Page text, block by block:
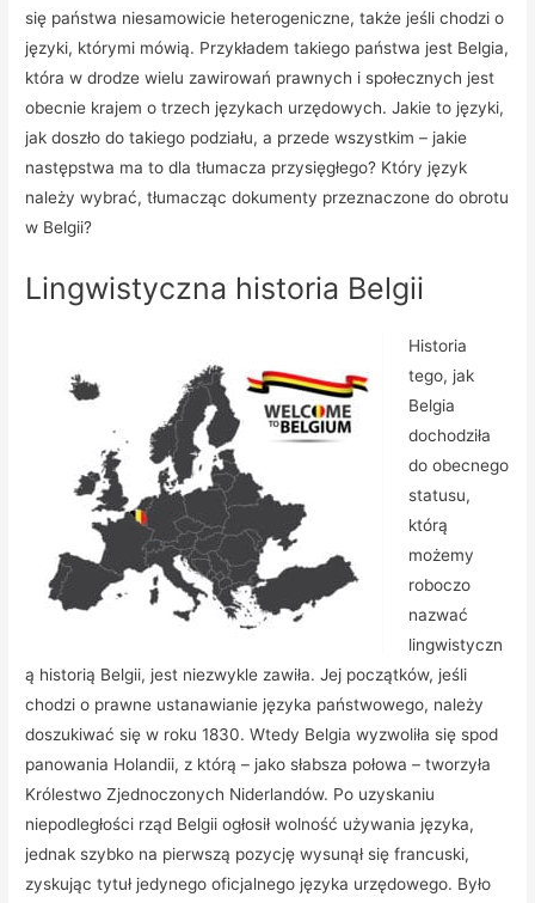
się państwa niesamowicie heterogeniczne, także jeśli chodzi o
języki, którymi mówią. Przykładem takiego państwa jest Belgia,
która w drodze wielu zawirowań prawnych i społecznych jest
obecnie krajem o trzech językach urzędowych. Jakie to języki,
jak doszło do takiego podziału, a przede wszystkim – jakie
następstwa ma to dla tłumacza przysięgłego? Który język
należy wybrać, tłumacząc dokumenty przeznaczone do obrotu
w Belgii?
Lingwistyczna historia Belgii
Historia
tego, jak
Belgia
dochodziła
do obecnego
statusu,
którą
możemy
roboczo
nazwać
lingwistyczn
ą historią Belgii, jest niezwykle zawiła. Jej początków, jeśli
chodzi o prawne ustanawianie języka państwowego, należy
doszukiwać się w roku 1830. Wtedy Belgia wyzwoliła się spod
panowania Holandii, z którą – jako słabsza połowa – tworzyła
Królestwo Zjednoczonych Niderlandów. Po uzyskaniu
niepodległości rząd Belgii ogłosił wolność używania języka,
jednak szybko na pierwszą pozycję wysunął się francuski,
zyskując tytuł jedynego oficjalnego języka urzędowego. Było